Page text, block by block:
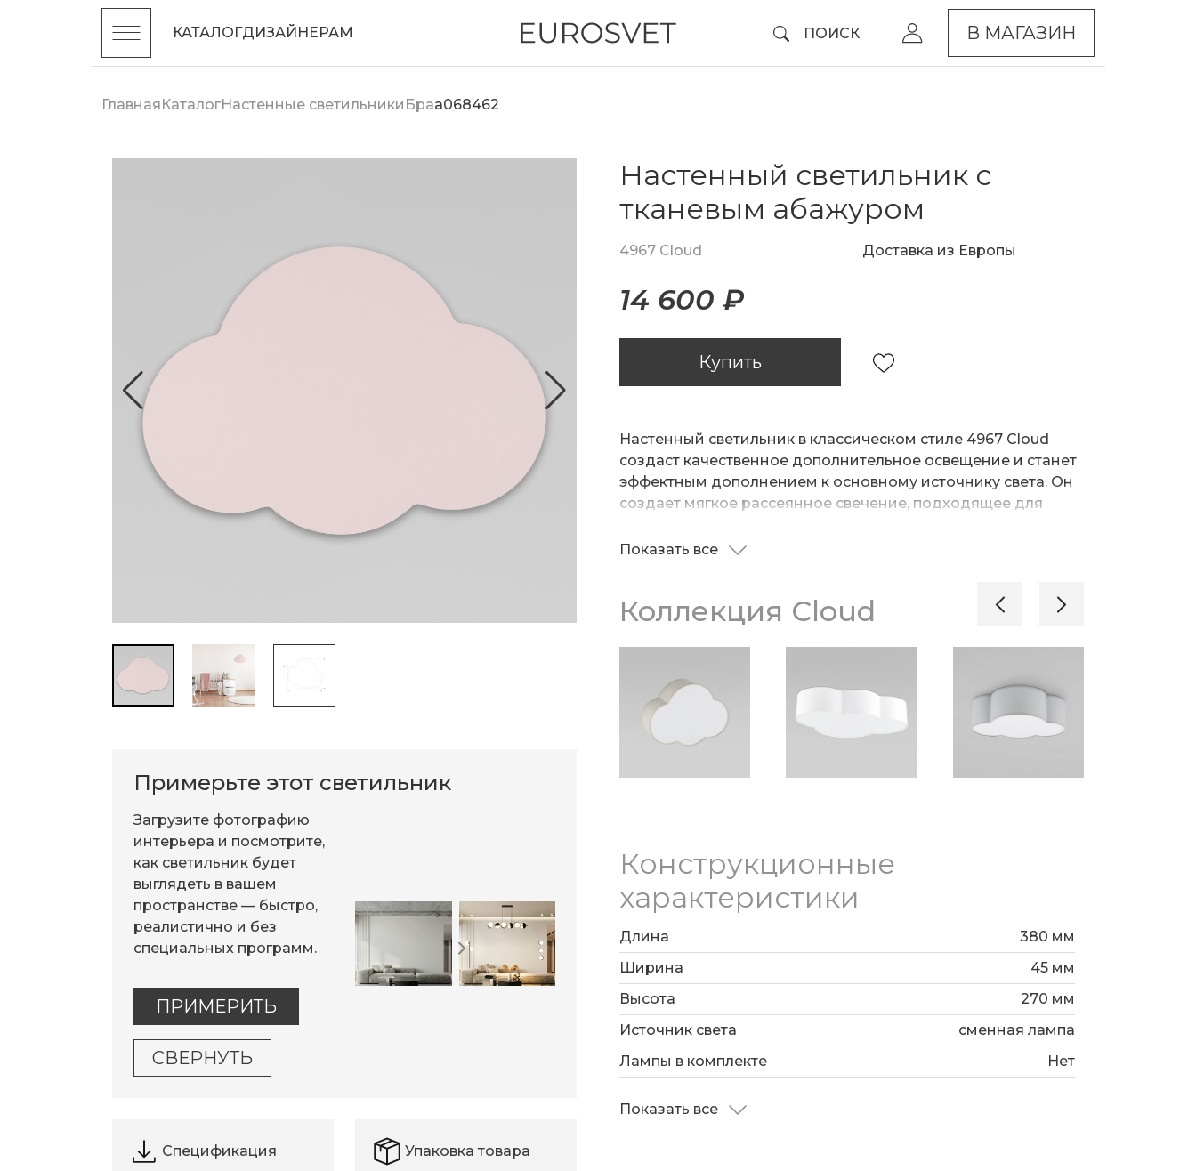
КАТАЛОГДИЗАЙНЕРАМ ПОИСК В МАГАЗИН
ГлавнаяКаталогНастенные светильники Браa068462
Примерьте этот светильник
Загрузите фотографию
интерьера и посмотрите,
как светильник будет
выглядеть в вашем
пространстве — быстро,
реалистично и без
специальных программ.
ПРИМЕРИТЬ
СВЕРНУТЬ
Спецификация Упаковка товара
Настенный светильник с
тканевым абажуром
4967 Cloud Доставка из Европы
14 600 ₽
Купить
Настенный светильник в классическом стиле 4967 Cloud
создаст качественное дополнительное освещение и станет
эффектным дополнением к основному источнику света. Он
создает мягкое рассеянное свечение, подходящее для
Патрон рассчитан на максимальную мощность ламп
высококачественного и прочного металла, ткани и пластика
с надежным покрытием. Светильник легко устанавливается
при помощи крепежной планки, которая обеспечивает
Показать все
Коллекция Cloud
Конструкционные
характеристики
Длина
380 мм
Ширина
45 мм
Высота
270 мм
Источник света
сменная лампа
Лампы в комплекте
Нет
Показать все